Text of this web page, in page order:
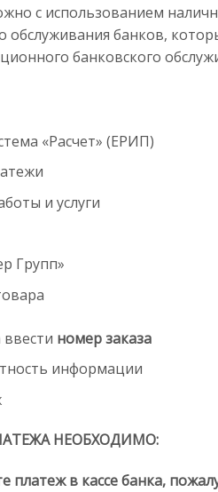
с использованием
обслуживания банков,
банковского
«Расчет» (ЕРИП)
и услуги
Групп»
номер заказа
информации
НЕОБХОДИМО:
платеж в кассе банка,